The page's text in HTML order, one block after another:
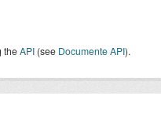
theAPI (see Documente API).